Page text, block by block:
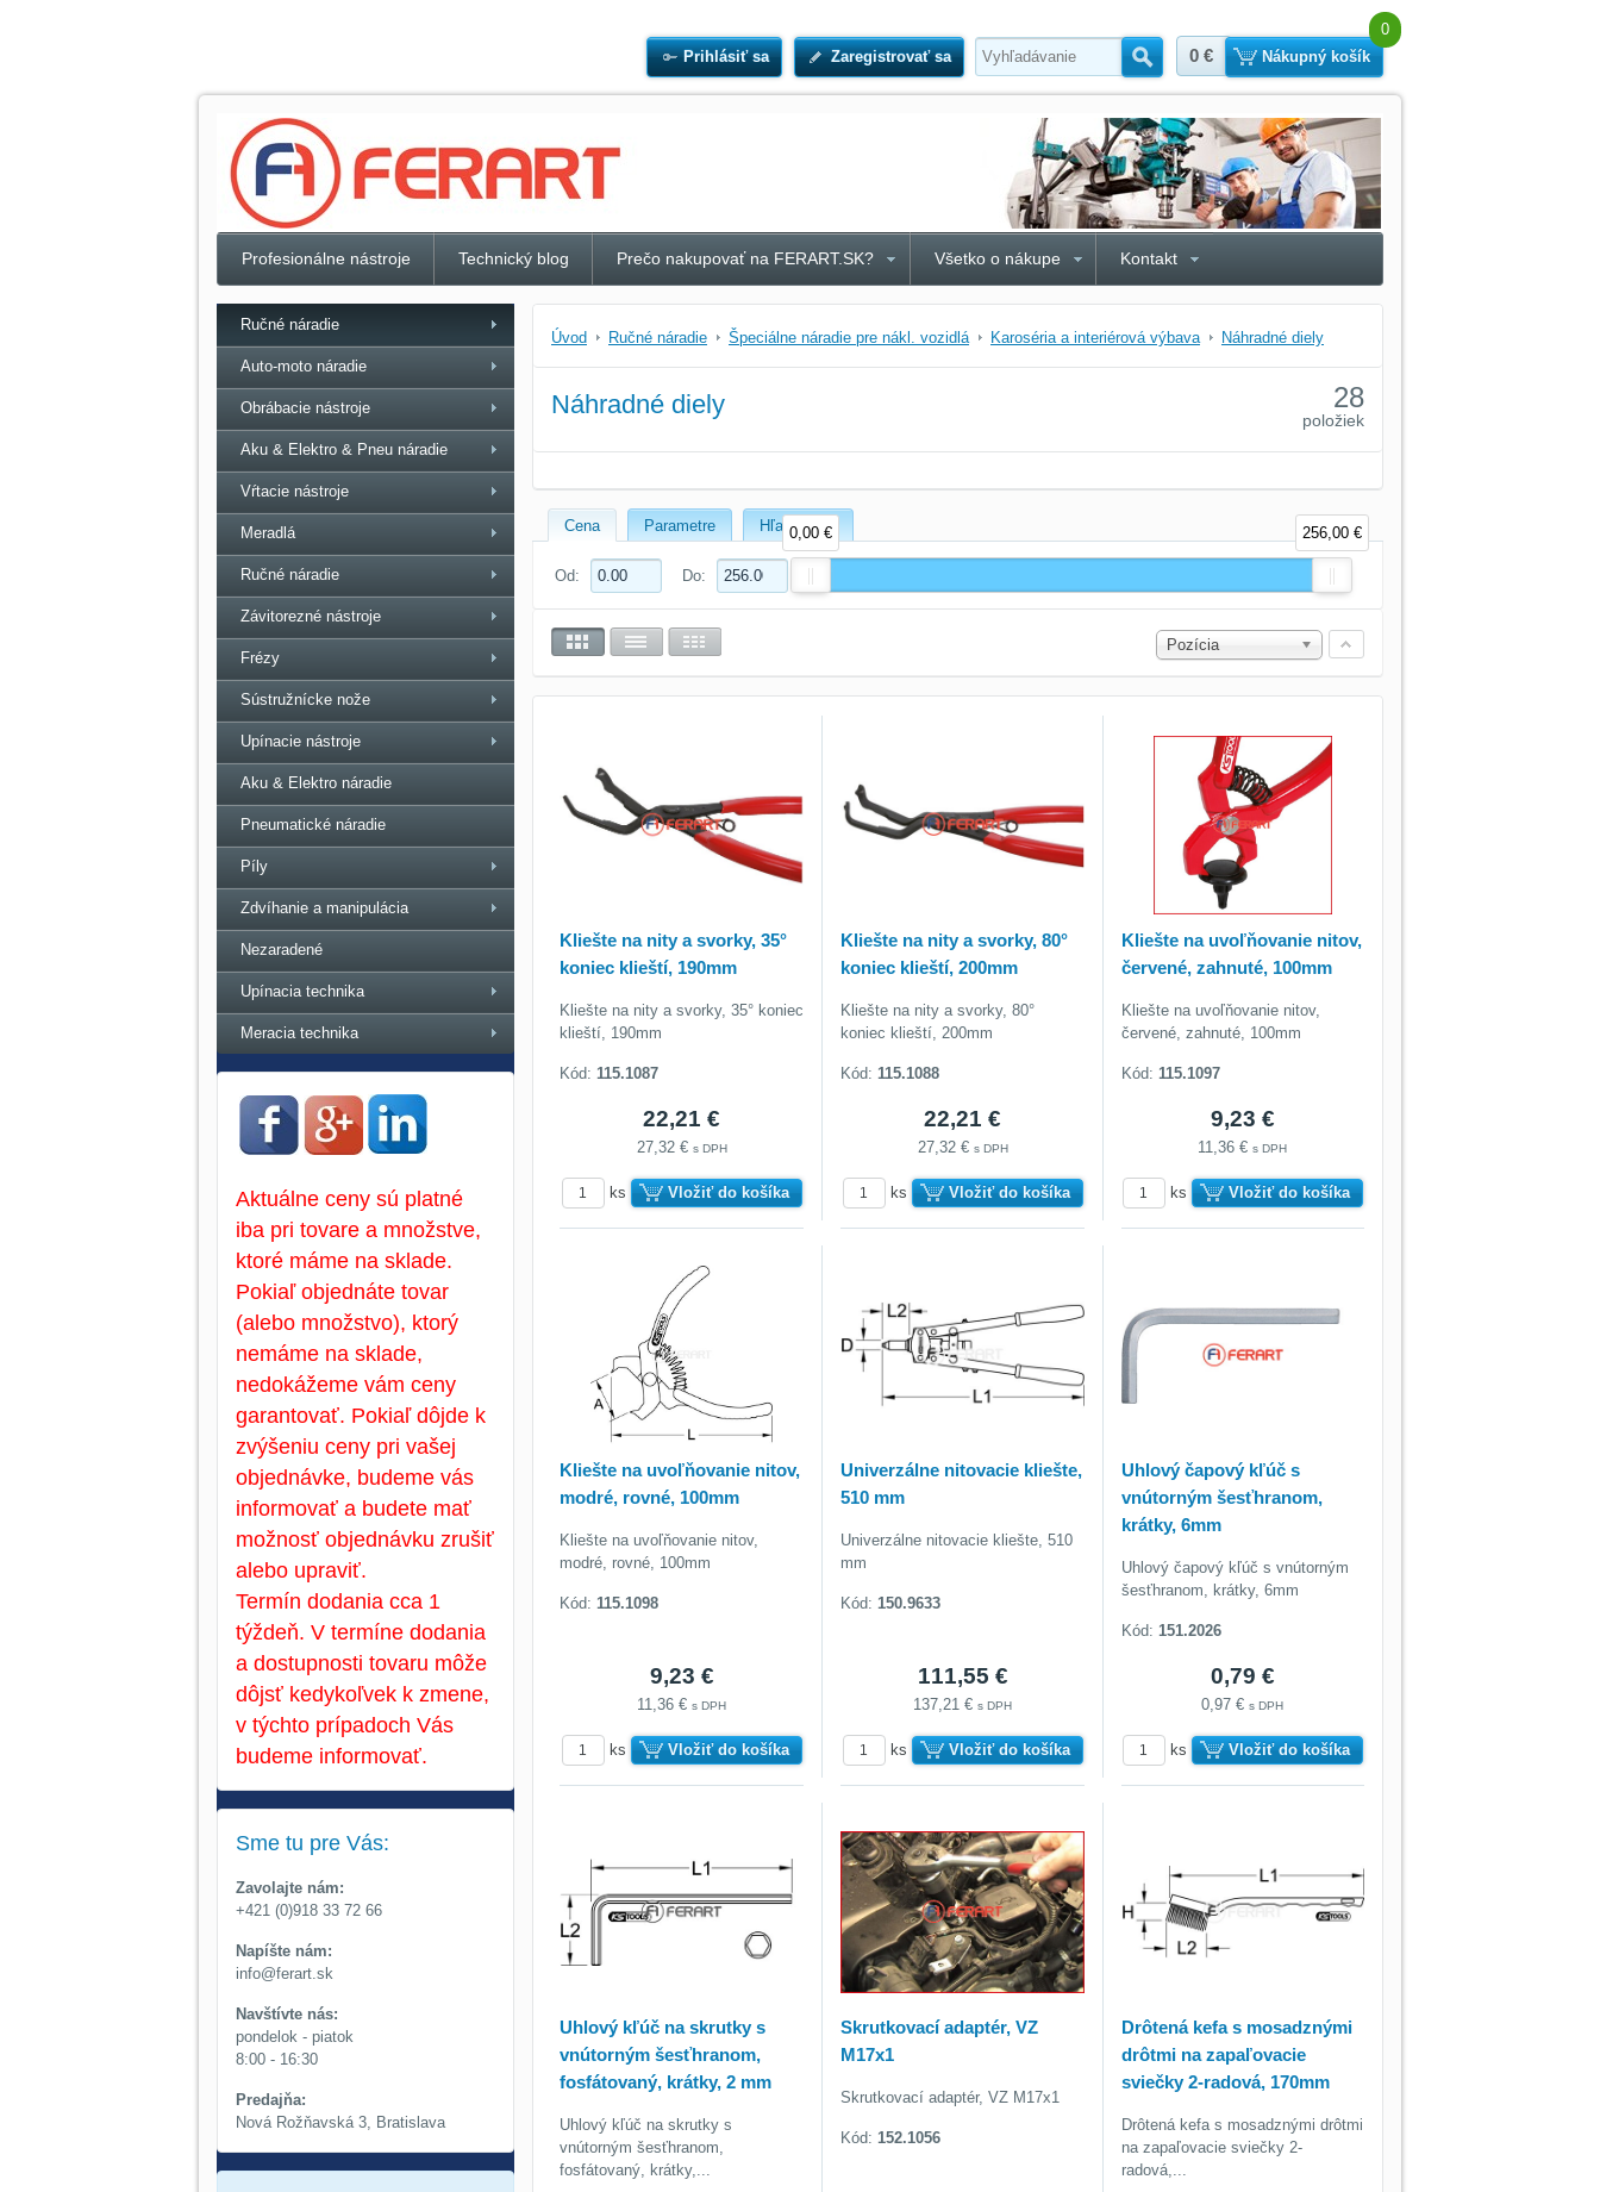
Prihlásiť sa Zaregistrovať sa Hľadať
0 €
0
Nákupný košík
Profesionálne nástroje Technický blog Prečo nakupovať na FERART.SK? Všetko o nákupe Kontakt
Úvod Ručné náradie Špeciálne náradie pre nákl. vozidlá Karoséria a interiérová výbava Náhradné diely
Náhradné diely 28
položiek
Cena Parametre Hľadať text
Od: Do:
0,00 € 256,00 €
Pozícia
Kliešte na nity a svorky, 35°
koniec klieští, 190mm
Kliešte na nity a svorky, 35° koniec
klieští, 190mm
Kód: 115.1087
22,21 €
27,32 € s DPH
ks Vložiť do košíka
Kliešte na nity a svorky, 80°
koniec klieští, 200mm
Kliešte na nity a svorky, 80°
koniec klieští, 200mm
Kód: 115.1088
22,21 €
27,32 € s DPH
ks Vložiť do košíka
Kliešte na uvoľňovanie nitov,
červené, zahnuté, 100mm
Kliešte na uvoľňovanie nitov,
červené, zahnuté, 100mm
Kód: 115.1097
9,23 €
11,36 €s DPH
ks Vložiť do košíka
Kliešte na uvoľňovanie nitov,
modré, rovné, 100mm
Kliešte na uvoľňovanie nitov,
modré, rovné, 100mm
Kód: 115.1098
9,23 €
11,36 €s DPH
ks Vložiť do košíka
Univerzálne nitovacie kliešte,
510 mm
Univerzálne nitovacie kliešte, 510
mm
Kód: 150.9633
111,55 €
137,21 €s DPH
ks Vložiť do košíka
Uhlový čapový kľúč s
vnútorným šesťhranom,
krátky, 6mm
Uhlový čapový kľúč s vnútorným
šesťhranom, krátky, 6mm
Kód: 151.2026
0,79 €
0,97 €s DPH
ks Vložiť do košíka
Uhlový kľúč na skrutky s
vnútorným šesťhranom,
fosfátovaný, krátky, 2 mm
Uhlový kľúč na skrutky s
vnútorným šesťhranom,
fosfátovaný, krátky,...
Skrutkovací adaptér, VZ
M17x1
Skrutkovací adaptér, VZ M17x1
Kód: 152.1056
Drôtená kefa s mosadznými
drôtmi na zapaľovacie
sviečky 2-radová, 170mm
Drôtená kefa s mosadznými drôtmi
na zapaľovacie sviečky 2-
radová,...
Ručné náradie
Auto-moto náradie
Obrábacie nástroje
Aku & Elektro & Pneu náradie
Vŕtacie nástroje
Meradlá
Ručné náradie
Závitorezné nástroje
Frézy
Sústružnícke nože
Upínacie nástroje
Aku & Elektro náradie
Pneumatické náradie
Píly
Zdvíhanie a manipulácia
Nezaradené
Upínacia technika
Meracia technika
Aktuálne ceny sú platné
iba pri tovare a množstve,
ktoré máme na sklade.
Pokiaľ objednáte tovar
(alebo množstvo), ktorý
nemáme na sklade,
nedokážeme vám ceny
garantovať. Pokiaľ dôjde k
zvýšeniu ceny pri vašej
objednávke, budeme vás
informovať a budete mať
možnosť objednávku zrušiť
alebo upraviť.
Termín dodania cca 1
týždeň. V termíne dodania
a dostupnosti tovaru môže
dôjsť kedykoľvek k zmene,
v týchto prípadoch Vás
budeme informovať.
Sme tu pre Vás:
Zavolajte nám:
+421 (0)918 33 72 66
Napíšte nám:
info@ferart.sk
Navštívte nás:
pondelok - piatok
8:00 - 16:30
Predajňa:
Nová Rožňavská 3, Bratislava